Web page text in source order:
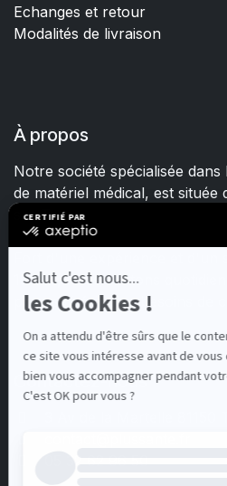
Echanges et retour
Modalités de livraison
À propos
Notre société spécialisée
de matériel médical, est située
sur Tarn.
Fort d'une expérience et d'un
15 ans, nous mettons
pour satisfaire les besoins de
Contactez-nous